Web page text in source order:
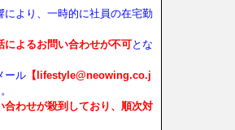
により、一時的に社員の在宅勤
によるお問い合わせが不可とな
ール 【lifestyle@neowing.co.j
合わせが殺到しており、順次対